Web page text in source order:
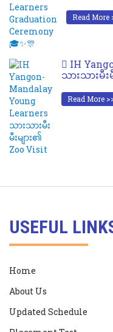
Read More
IH
သားသားမီး
Read More
USEFUL
Home
About Us
Updated Schedule